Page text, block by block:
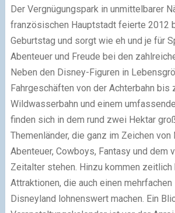
Der Vergnügungspark in unmittelbarer
französischen Hauptstadt feierte 2012
Geburtstag und sorgt wie eh und je für
Abenteuer und Freude bei den
Neben den Disney-Figuren in
Fahrgeschäften von der Achterbahn bis
Wildwasserbahn und einem
finden sich in dem rund zwei Hektar
Themenländer, die ganz im Zeichen von
Abenteuer, Cowboys, Fantasy und dem
Zeitalter stehen. Hinzu kommen
Attraktionen, die auch einen
Disneyland lohnenswert machen. Ein